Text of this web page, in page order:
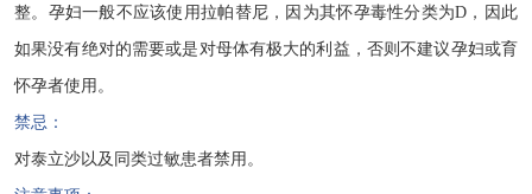
整。孕妇一般不应该使用拉帕替尼，因为其怀孕毒性分类为D，因此
如果没有绝对的需要或是对母体有极大的利益，否则不建议孕妇或育
怀孕者使用。
禁忌：
对泰立沙以及同类过敏患者禁用。